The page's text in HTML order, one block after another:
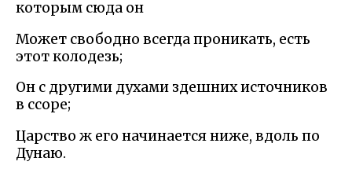
которым сюда он
Может свободно всегда проникать, есть
этот колодезь;
Он с другими духами здешних источников
в ссоре;
Царство ж его начинается ниже, вдоль по
Дунаю.